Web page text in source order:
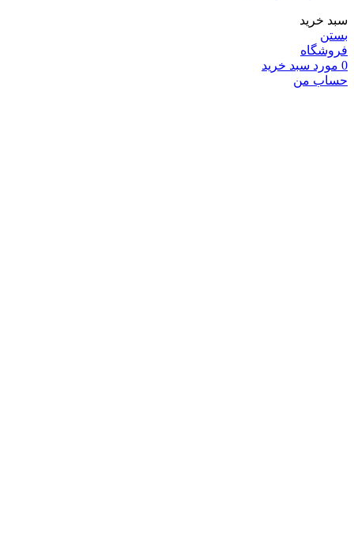
سبد خرید
بستن
فروشگاه
0 مورد سبد خرید
حساب من